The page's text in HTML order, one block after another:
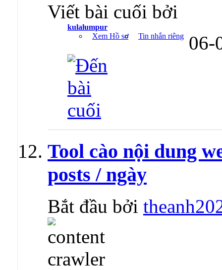
Viết bài cuối bởi
kulalumpur
Xem Hồ sơ
Tin nhắn riêng 06-
Tool cào nội dung
posts / ngày
Bắt đầu bởi